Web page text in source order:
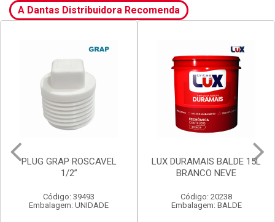
A Dantas Distribuidora Recomenda
LUX DURAMAIS BALDE 15L
BRANCO NEVE
Código: 20238
Embalagem: BALDE
VALVULA GRAP
P/LAVATORIO S/
Código: 2920
Embalagem: